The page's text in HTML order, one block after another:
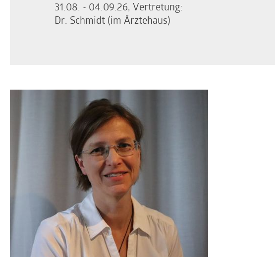
31.08. - 04.09.26, Vertretung:
Dr. Schmidt (im Ärztehaus)